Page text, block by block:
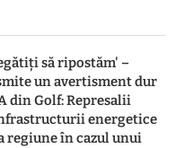
să ripostăm' –
un avertisment dur
din Golf: Represalii
energetice
regiune în cazul unui